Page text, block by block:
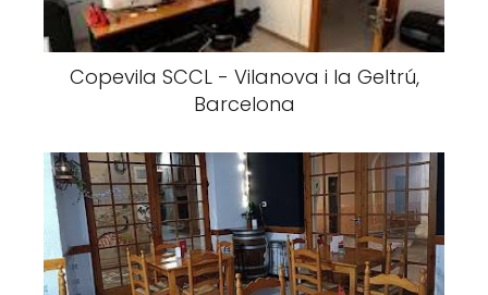
Copevila SCCL - Vilanova i la Geltrú,
Barcelona